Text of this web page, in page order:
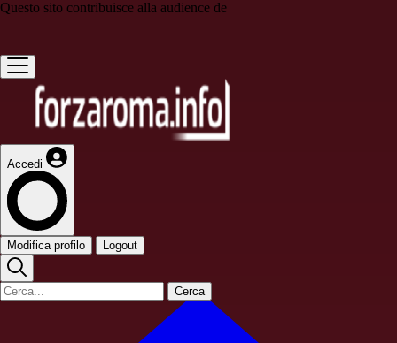
Questo sito contribuisce alla audience de
Accedi
Modifica profilo Logout
Cerca